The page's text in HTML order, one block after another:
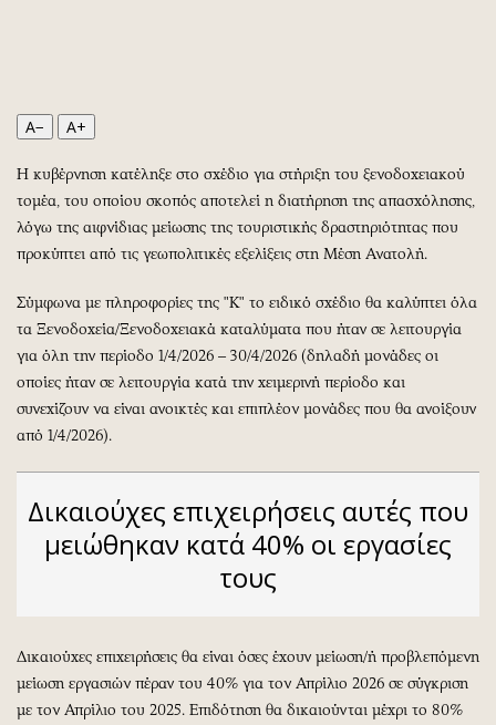
Πολιτισμός
Σινεμά
Θέατρο-Χορός
Μουσική
Εικαστικά
Βιβλίο
Χειρόγραφα
Wine routes
Podcasts
Uncut
Προσφορές
Προσωπικότητες στην ''Κ''
Επιστολές
A− A+
Η κυβέρνηση κατέληξε στο σχέδιο για στήριξη του ξενοδοχειακού
τομέα, του οποίου σκοπός αποτελεί η διατήρηση της απασχόλησης,
λόγω της αιφνίδιας μείωσης της τουριστικής δραστηριότητας που
προκύπτει από τις γεωπολιτικές εξελίξεις στη Μέση Ανατολή.
Σύμφωνα με πληροφορίες της "Κ" το ειδικό σχέδιο θα καλύπτει όλα
τα Ξενοδοχεία/Ξενοδοχειακά καταλύματα που ήταν σε λειτουργία
για όλη την περίοδο 1/4/2026 – 30/4/2026 (δηλαδή μονάδες οι
οποίες ήταν σε λειτουργία κατά την χειμερινή περίοδο και
συνεχίζουν να είναι ανοικτές και επιπλέον μονάδες που θα ανοίξουν
από 1/4/2026).
Δικαιούχες επιχειρήσεις αυτές που
μειώθηκαν κατά 40% οι εργασίες
τους
Δικαιούχες επιχειρήσεις θα είναι όσες έχουν μείωση/ή προβλεπόμενη
μείωση εργασιών πέραν του 40% για τον Απρίλιο 2026 σε σύγκριση
με τον Απρίλιο του 2025. Επιδότηση θα δικαιούνται μέχρι το 80%